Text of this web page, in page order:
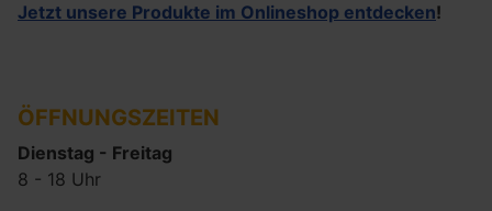
Jetzt unsere Produkte im Onlineshop entdecken!
ÖFFNUNGSZEITEN
Dienstag - Freitag
8 - 18 Uhr